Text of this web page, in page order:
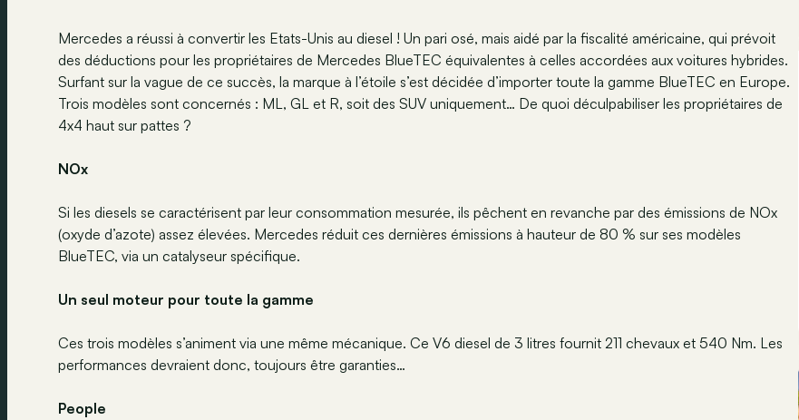
Mercedes a réussi à convertir les Etats-Unis au diesel ! Un pari osé, mais aidé par la fiscalité américaine, qui prévoit
des déductions pour les propriétaires de Mercedes BlueTEC équivalentes à celles accordées aux voitures hybrides.
Surfant sur la vague de ce succès, la marque à l’étoile s’est décidée d’importer toute la gamme BlueTEC en Europe.
Trois modèles sont concernés : ML, GL et R, soit des SUV uniquement… De quoi déculpabiliser les propriétaires de
4x4 haut sur pattes ?
NOx
Si les diesels se caractérisent par leur consommation mesurée, ils pêchent en revanche par des émissions de NOx
(oxyde d’azote) assez élevées. Mercedes réduit ces dernières émissions à hauteur de 80 % sur ses modèles
BlueTEC, via un catalyseur spécifique.
Un seul moteur pour toute la gamme
Ces trois modèles s’animent via une même mécanique. Ce V6 diesel de 3 litres fournit 211 chevaux et 540 Nm. Les
performances devraient donc, toujours être garanties…
People